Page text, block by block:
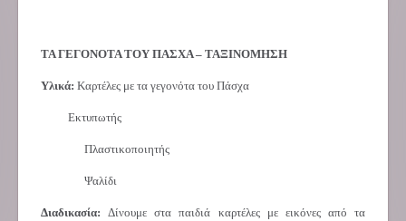
ΤΑ ΓΕΓΟΝΟΤΑ ΤΟΥ ΠΑΣΧΑ – ΤΑΞΙΝΟΜΗΣΗ
Υλικά: Καρτέλες με τα γεγονότα του Πάσχα
Εκτυπωτής
Πλαστικοποιητής
Ψαλίδι
Διαδικασία:Δίνουμε στα παιδιά καρτέλες με εικόνες από τα